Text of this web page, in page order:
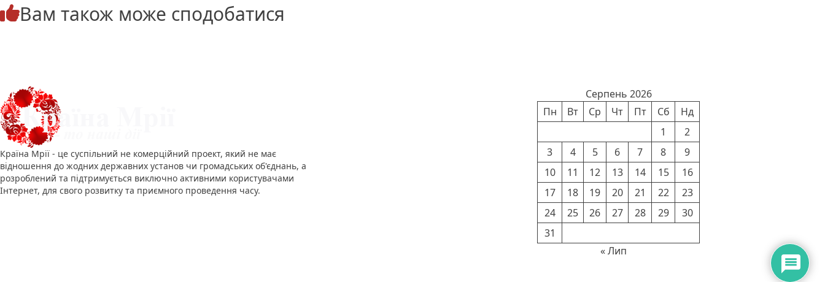
Вам також може сподобатися
Країна Мрії - це суспільний не комерційний проект, який не має
відношення до жодних державних установ чи громадських об'єднань, а
розроблений та підтримується виключно активними користувачами
Інтернет, для свого розвитку та приємного проведення часу.
Серпень 2026
Пн
Вт Ср Чт Пт Сб
Нд
1
2
3
4 5 6 7 8
9
10
11 12 13 14 15
16
17
18 19 20 21 22
23
24
25 26 27 28 29
30
31
« Лип